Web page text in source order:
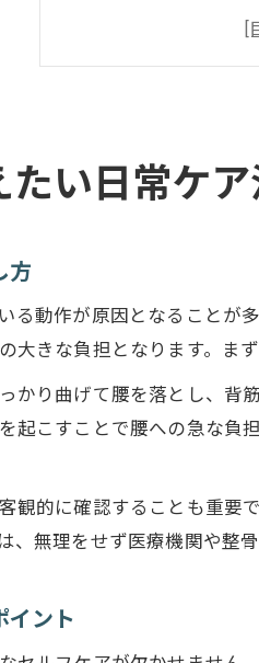
身体の負担
腰痛に効く正
腰痛の根本原
腰痛発症時
腰痛を防ぐ日
腰痛を悪化
い日常ケア
方
る動作が原因となること
大きな負担となります。ま
かり曲げて腰を落とし、背
起こすことで腰への急な負
観的に確認することも重要
無理をせず医療機関や整
イント